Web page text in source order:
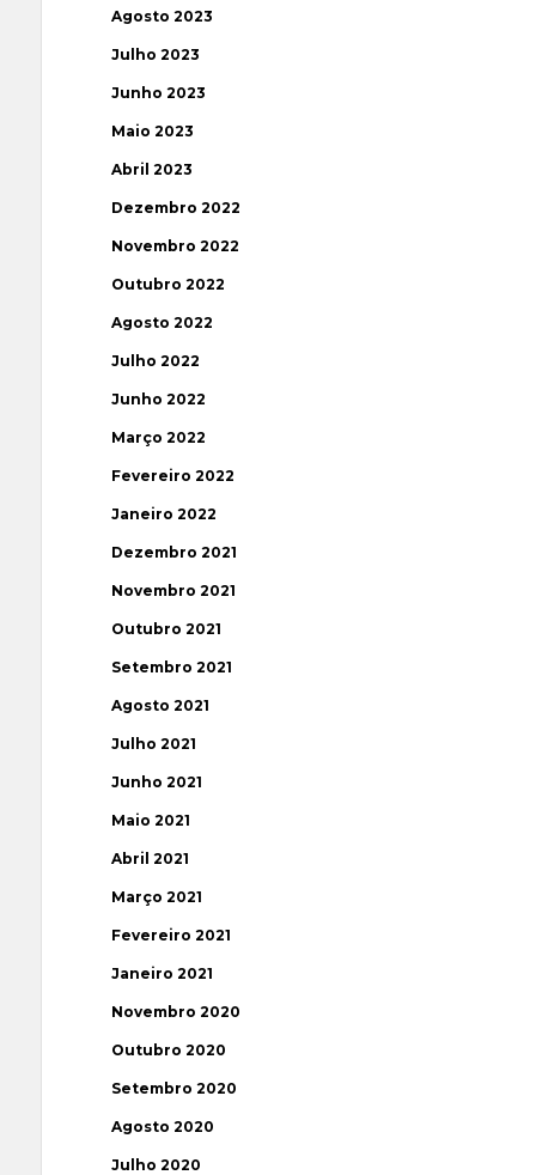
Agosto 2023
Julho 2023
Junho 2023
Maio 2023
Abril 2023
Dezembro 2022
Novembro 2022
Outubro 2022
Agosto 2022
Julho 2022
Junho 2022
Março 2022
Fevereiro 2022
Janeiro 2022
Dezembro 2021
Novembro 2021
Outubro 2021
Setembro 2021
Agosto 2021
Julho 2021
Junho 2021
Maio 2021
Abril 2021
Março 2021
Fevereiro 2021
Janeiro 2021
Novembro 2020
Outubro 2020
Setembro 2020
Agosto 2020
Julho 2020